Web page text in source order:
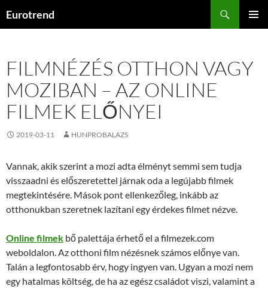
Eurotrend
FILMNÉZÉS OTTHON VAGY
MOZIBAN – AZ ONLINE
FILMEK ELŐNYEI
2019-03-11 HUNPROBALAZS
Vannak, akik szerint a mozi adta élményt semmi sem tudja
visszaadni és előszeretettel járnak oda a legújabb filmek
megtekintésére. Mások pont ellenkezőleg, inkább az
otthonukban szeretnek lazítani egy érdekes filmet nézve.
Online filmek bő palettája érhető el a filmezek.com
weboldalon. Az otthoni film nézésnek számos előnye van.
Talán a legfontosabb érv, hogy ingyen van. Ugyan a mozi nem
egy hatalmas költség, de ha az egész családot viszi, valamint a